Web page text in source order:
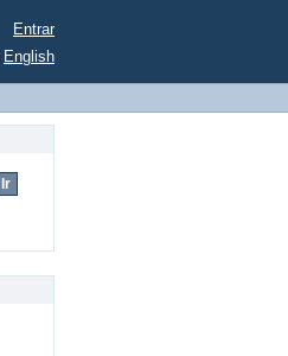
Entrar
English